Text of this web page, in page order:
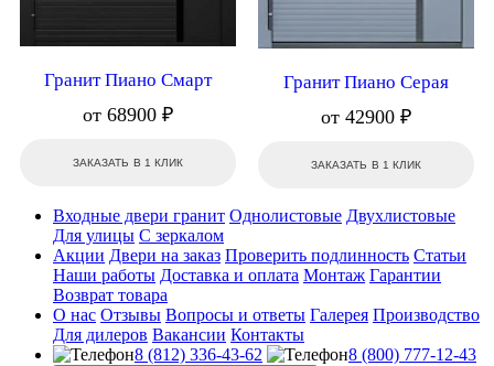
Гранит Пиано Смарт
от 68900 ₽
ЗАКАЗАТЬ В 1 КЛИК
Гранит Пиано Серая
от 42900 ₽
ЗАКАЗАТЬ В 1 КЛИК
Входные двери гранит Однолистовые Двухлистовые
Для улицы С зеркалом
Акции Двери на заказ Проверить подлинность Статьи
Наши работы Доставка и оплата Монтаж Гарантии
Возврат товара
О нас Отзывы Вопросы и ответы Галерея Производство
Для дилеров Вакансии Контакты
8 (812) 336-43-62
8 (800) 777-12-43